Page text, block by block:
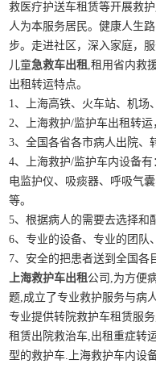
救医疗护送车租赁等开展救
人为本服务居民。健康人生
步。走进社区，深入家庭，服
儿童急救车出租,租用省内救
出租转运特点。
1、上海高铁、火车站、机场
2、上海救护/监护车出租转运
3、全国各省各市病人出院、
4、上海救护/监护车内设备
电监护仪、吸痰器、呼吸气
等。
5、根据病人的需要去选择和
6、专业的设备、专业的团队
7、安全的把患者送到全国各
上海救护车出租公司,为方便
题,成立了专业救护服务与病
专业提供转院救护车租赁服
租赁出院救治车,出租重症转
型的救护车.上海救护车内设